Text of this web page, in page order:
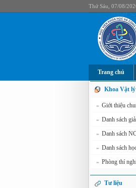
Thứ Sáu, 07/08/
Trang chủ
Khoa Vật lý
» Giới thiệu
» Danh sách
» Danh sách
» Danh sách
» Phòng thí
Tư liệu